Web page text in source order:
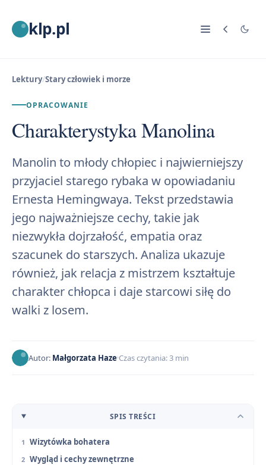
klp.pl
Lektury/Stary człowiek i morze
OPRACOWANIE
Charakterystyka Manolina
Manolin to młody chłopiec i najwierniejszy
przyjaciel starego rybaka w opowiadaniu
Ernesta Hemingwaya. Tekst przedstawia
jego najważniejsze cechy, takie jak
niezwykła dojrzałość, empatia oraz
szacunek do starszych. Analiza ukazuje
również, jak relacja z mistrzem kształtuje
charakter chłopca i daje starcowi siłę do
walki z losem.
Autor: Małgorzata Haze Czas czytania: 3 min
SPIS TREŚCI
Wizytówka bohatera
Wygląd i cechy zewnętrzne